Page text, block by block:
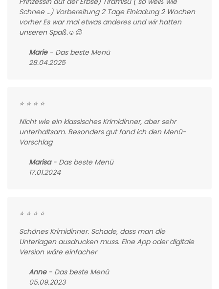
Schnee …) Vorbereitung 2 Tage Einladung 2 Wochen
vorher Es war mal etwas anderes und wir hatten
unseren Spaß.☺️😉
Marie- Das beste Menü
28.04.2025
⭐ ⭐ ⭐ ⭐
Nicht wie ein klassisches Krimidinner, aber sehr
unterhaltsam. Besonders gut fand ich den Menü-
Vorschlag
Marisa- Das beste Menü
17.01.2024
⭐ ⭐ ⭐ ⭐
Schönes Krimidinner. Schade, dass man die
Unterlagen ausdrucken muss. Eine App oder digitale
Version wäre einfacher
Anne- Das beste Menü
05.09.2023